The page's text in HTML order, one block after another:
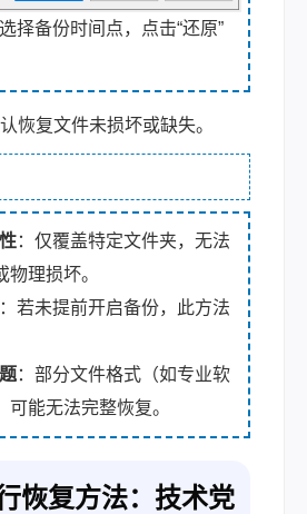
择备份时间点，点击“还原”
恢复文件未损坏或缺失。
：仅覆盖特定文件夹，无法
物理损坏。
：若未提前开启备份，此方法
：部分文件格式（如专业软
可能无法完整恢复。
恢复方法：技术党